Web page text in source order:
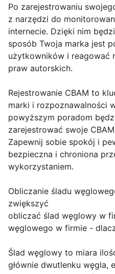
Po zarejestrowaniu
z narzędzi do
internecie. Dzięki nim
sposób Twoja marka jest
użytkowników i reagować
praw autorskich.
Rejestrowanie CBAM to
marki i rozpoznawalności
powyższym poradom
zarejestrować swoje
Zapewnij sobie spokój i
bezpieczna i chroniona
wykorzystaniem.
Obliczanie śladu
zwiększyć
obliczać ślad węglowy w
węglowego w firmie -
Ślad węglowy to miara
głównie dwutlenku węgla,